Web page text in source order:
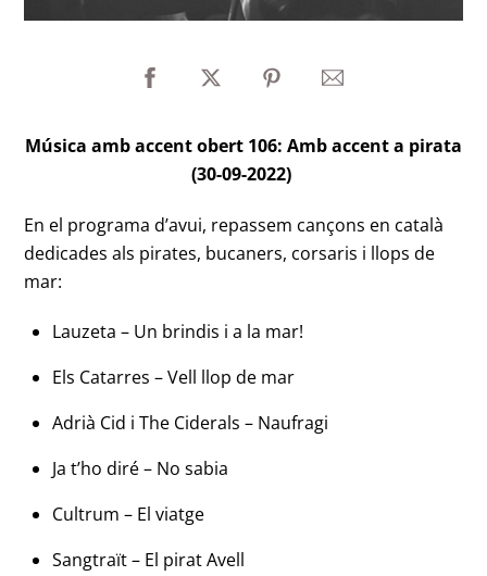
Música amb accent obert 106: Amb accent a pirata
(30-09-2022)
En el programa d’avui, repassem cançons en català
dedicades als pirates, bucaners, corsaris i llops de
mar:
Lauzeta – Un brindis i a la mar!
Els Catarres – Vell llop de mar
Adrià Cid i The Ciderals – Naufragi
Ja t’ho diré – No sabia
Cultrum – El viatge
Sangtraït – El pirat Avell